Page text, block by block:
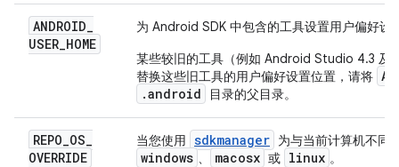
ANDROID_
USER_HOME
为 Android SDK 中包含的工具设置用户偏好
某些较旧的工具（例如 Android Studio 4.3 及
替换这些旧工具的用户偏好设置位置，请将
.android
目录的父目录。
REPO_OS_
OVERRIDE
当您使用 sdkmanager 为与当前计算机不同
windows 、 macosx 或 linux 。